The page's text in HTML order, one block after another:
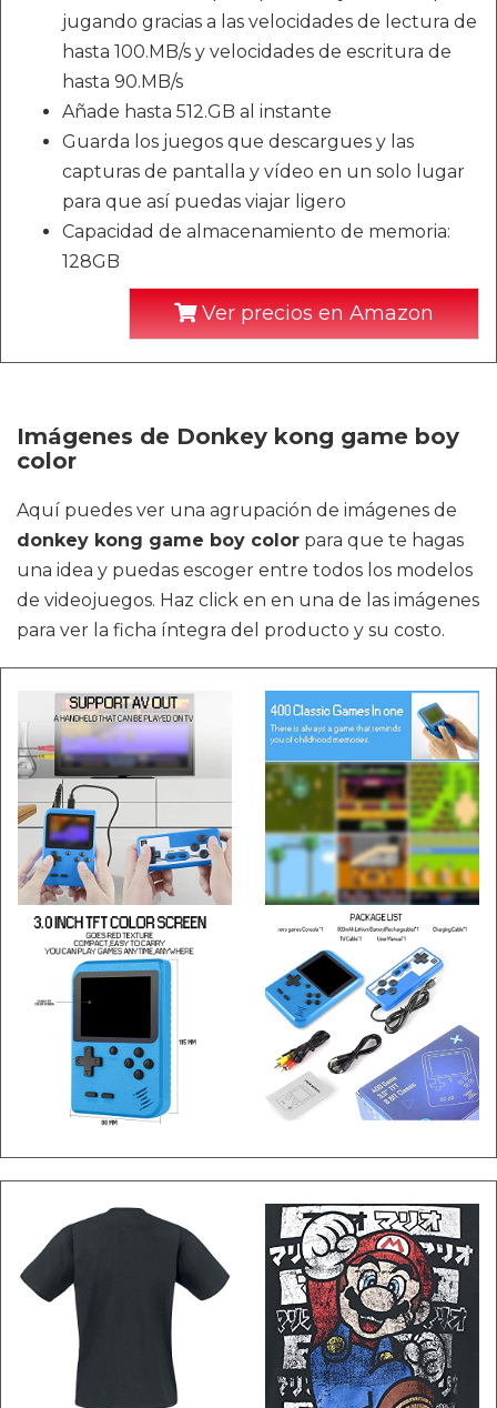
jugando gracias a las velocidades de lectura de
hasta 100.MB/s y velocidades de escritura de
hasta 90.MB/s
Añade hasta 512.GB al instante
Guarda los juegos que descargues y las
capturas de pantalla y vídeo en un solo lugar
para que así puedas viajar ligero
Capacidad de almacenamiento de memoria:
128GB
Ver precios en Amazon
Imágenes de Donkey kong game boy
color
Aquí puedes ver una agrupación de imágenes de
donkey kong game boy color para que te hagas
una idea y puedas escoger entre todos los modelos
de videojuegos. Haz click en en una de las imágenes
para ver la ficha íntegra del producto y su costo.